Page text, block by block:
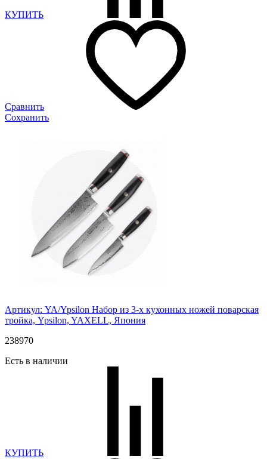
КУПИТЬ
Сравнить
Сохранить
Артикул: YA/Ypsilon Набор из 3-х кухонных ножей поварская
тройка, Ypsilon, YAXELL, Япония
238970
Есть в наличии
КУПИТЬ